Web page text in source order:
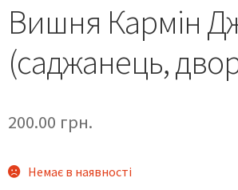
Вишня Кармін
(саджанець,
200.00 грн.
Немає в наявності